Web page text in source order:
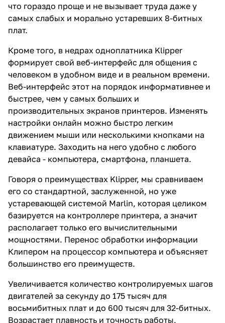
что гораздо проще и не вызывает труда даже у
самых слабых и морально устаревших 8-битных
плат.
Кроме того, в недрах одноплатника Klipper
формирует свой веб-интерфейс для общения с
человеком в удобном виде и в реальном времени.
Веб-интерфейс этот на порядок информативнее и
быстрее, чем у самых больших и
производительных экранов принтеров. Изменять
настройки онлайн можно быстро легким
движением мыши или несколькими кнопками на
клавиатуре. Заходить на него удобно с любого
девайса - компьютера, смартфона, планшета.
Говоря о преимуществах Klipper, мы сравниваем
его со стандартной, заслуженной, но уже
устаревающей системой Marlin, которая целиком
базируется на контроллере принтера, а значит
располагает только его вычислительными
мощностями. Перенос обработки информации
Клипером на процессор компьютера и объясняет
большинство его преимуществ.
Увеличивается количество контролируемых шагов
двигателей за секунду до 175 тысяч для
восьмибитных плат и до 600 тысяч для 32-битных.
Возрастает плавность и точность работы,